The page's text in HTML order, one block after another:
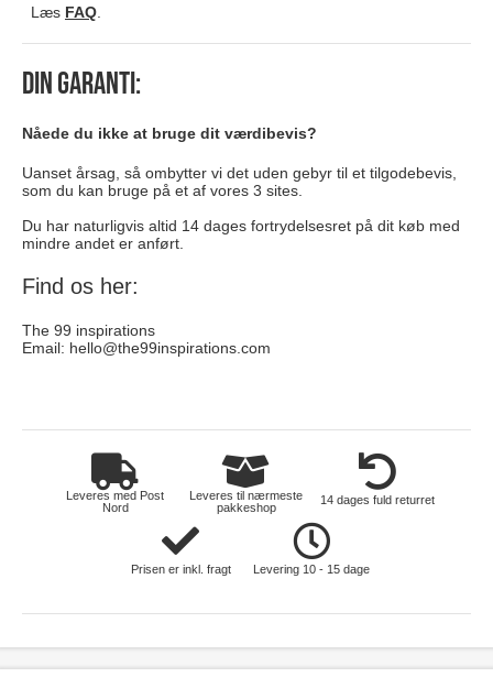
Læs FAQ.
Din garanti:
Nåede du ikke at bruge dit værdibevis?
Uanset årsag, så ombytter vi det uden gebyr til et tilgodebevis,
som du kan bruge på et af vores 3 sites.
Du har naturligvis altid 14 dages fortrydelsesret på dit køb med
mindre andet er anført.
Find os her:
The 99 inspirations
Email: hello@the99inspirations.com
Leveres med Post
Nord
Leveres til nærmeste
pakkeshop
14 dages fuld returret
Prisen er inkl. fragt Levering 10 - 15 dage